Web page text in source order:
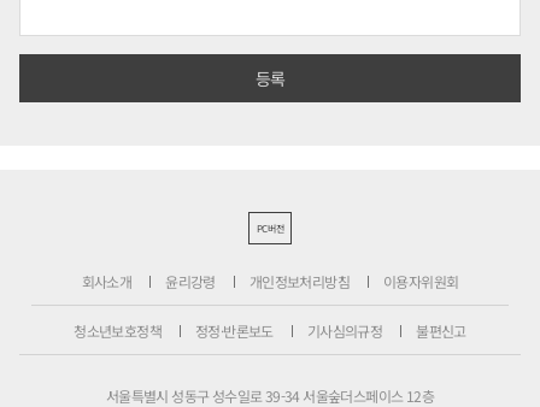
PC버전
회사소개 윤리강령 개인정보처리방침 이용자위원회
청소년보호정책 정정·반론보도 기사심의규정 불편신고
서울특별시 성동구 성수일로 39-34 서울숲더스페이스 12층